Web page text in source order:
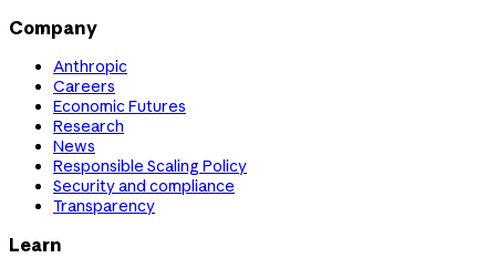
Company
Anthropic
Careers
Economic Futures
Research
News
Responsible Scaling Policy
Security and compliance
Transparency
Learn